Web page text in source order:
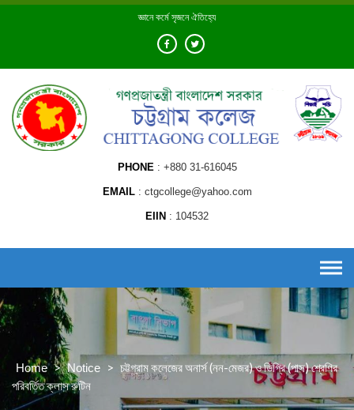
Skip
জ্ঞানে কর্মে সৃজনে ঐতিহ্যে
PHONE +880 31-616045
EMAIL ctgcollege@yahoo.com
EIIN 104532
Home > Notice > চট্টগ্রাম কলেজের অনার্স (নন-মেজর) ও ডিগ্রি (পাস) শ্রেণির
পরিবর্তিত ক্লাস রুটিন